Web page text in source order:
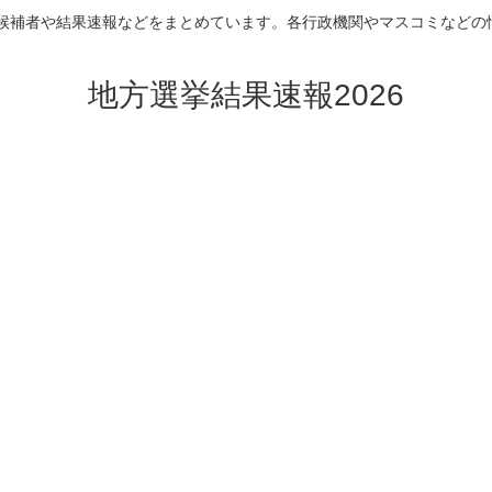
補者や結果速報などをまとめています。各行政機関やマスコミなどの
地方選挙結果速報2026